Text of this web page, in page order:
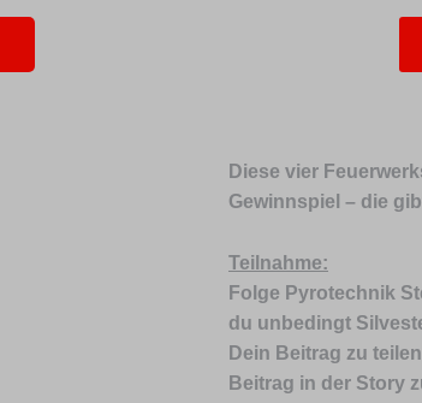
Diese vier
Gewinnspiel – die
Teilnahme:
Folge Pyrotechnik
du unbedingt
Dein Beitrag zu
Beitrag in der Story